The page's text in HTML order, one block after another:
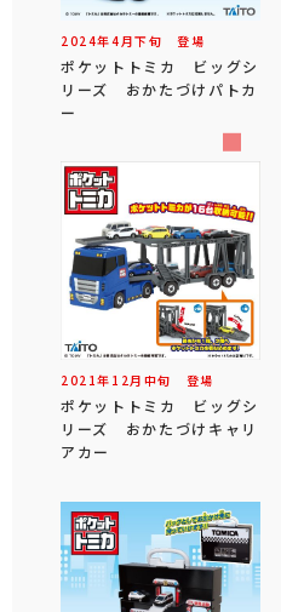
2024年4 月下旬 登場
ポケットトミカ ビッグシ
リーズ おかたづけパトカ
ー
2021年 12月 中旬 登場
ポケットトミカ ビッグシ
リーズ おかたづけキャリ
アカー